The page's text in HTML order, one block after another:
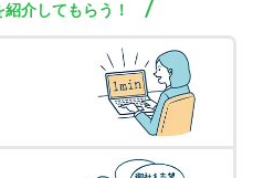
介してもらう！